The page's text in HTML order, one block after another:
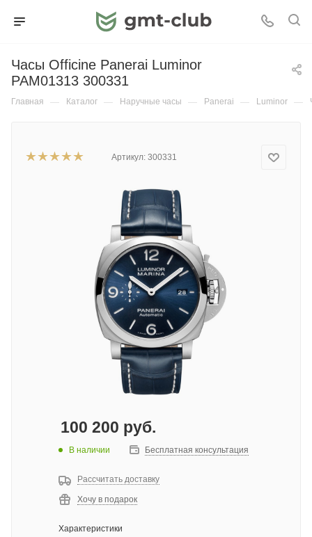
Часы Officine Panerai Luminor
PAM01313 300331
Главная — Каталог — Наручные часы — Panerai — Luminor —
Артикул: 300331
100 200 руб.
В наличии Бесплатная консультация
Рассчитать доставку
Хочу в подарок
Характеристики